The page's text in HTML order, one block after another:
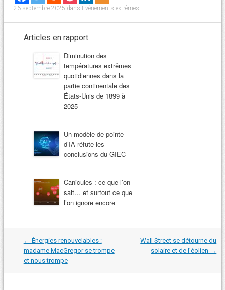
26 septembre 2025 dans Evènements extrêmes
Articles en rapport
Diminution des
températures extrêmes
quotidiennes dans la
partie continentale des
États-Unis de 1899 à
2025
Un modèle de pointe
d’IA réfute les
conclusions du GIEC
Canicules : ce que l’on
sait… et surtout ce que
l’on ignore encore
Navigation
dans
les
articles
← Énergies renouvelables :
madame MacGregor se trompe
et nous trompe
Wall Street se détourne du
solaire et de l’éolien →